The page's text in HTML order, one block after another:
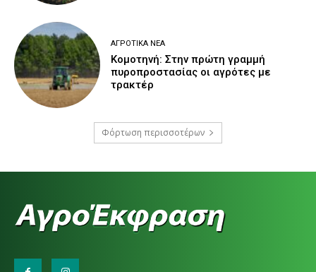
ΑΓΡΟΤΙΚΆ ΝΈΑ
Κομοτηνή: Στην πρώτη γραμμή
πυροπροστασίας οι αγρότες με
τρακτέρ
Φόρτωση περισσοτέρων